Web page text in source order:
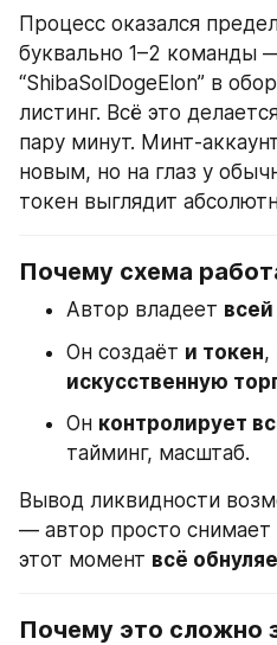
Процесс оказался
буквально 1–2 команды
“ShibaSolDogeElon” в
листинг. Всё это
пару минут. Минт-
новым, но на глаз у
токен выглядит
Почему схема
Автор владеет
Он создаёт и токен,
искусственную
Он контролирует
тайминг, масштаб.
Вывод ликвидности
— автор просто снимает
этот момент всё
Почему это сложно